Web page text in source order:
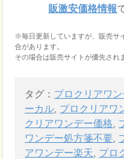
販激安価格情報
※毎日更新していますが、販売サ
合があります。
その場合は販売サイトが優先され
タグ： プロクリアワ
ーカル プロクリアワ
クリアワンデー価格
ワンデー処方箋不要
アワンデー楽天
プロ